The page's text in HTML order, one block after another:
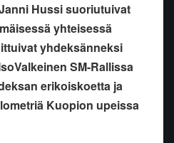
Hussi suoriutuivat
yhteisessä
yhdeksänneksi
SM-Rallissa
erikoiskoetta ja
Kuopion upeissa